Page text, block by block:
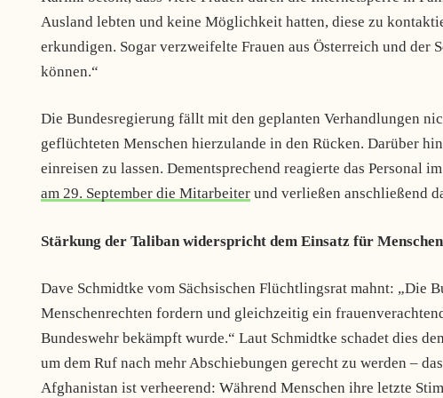
Ausland lebten und keine Möglichkeit hatten, diese zu
erkundigen. Sogar verzweifelte Frauen aus Österreich und
können.“
Die Bundesregierung fällt mit den geplanten Verhandlungen
geflüchteten Menschen hierzulande in den Rücken. Darüber
einreisen zu lassen. Dementsprechend reagierte das Personal
am 29. September die Mitarbeiter und verließen anschließend
Stärkung der Taliban widerspricht dem Einsatz für
Dave Schmidtke vom Sächsischen Flüchtlingsrat mahnt: „Die
Menschenrechten fordern und gleichzeitig ein
Bundeswehr bekämpft wurde.“ Laut Schmidtke schadet dies
um dem Ruf nach mehr Abschiebungen gerecht zu werden –
Afghanistan ist verheerend: Während Menschen ihre letzte